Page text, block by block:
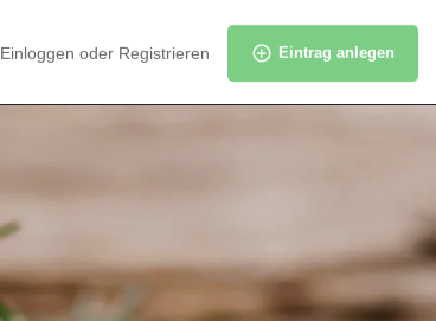
Einloggen oder Registrieren Eintrag anlegen